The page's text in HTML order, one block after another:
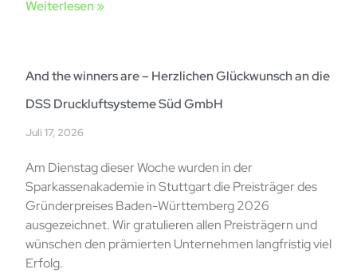
Weiterlesen »
And the winners are – Herzlichen Glückwunsch an die
DSS Druckluftsysteme Süd GmbH
Juli 17, 2026
Am Dienstag dieser Woche wurden in der
Sparkassenakademie in Stuttgart die Preisträger des
Gründerpreises Baden-Württemberg 2026
ausgezeichnet. Wir gratulieren allen Preisträgern und
wünschen den prämierten Unternehmen langfristig viel
Erfolg.